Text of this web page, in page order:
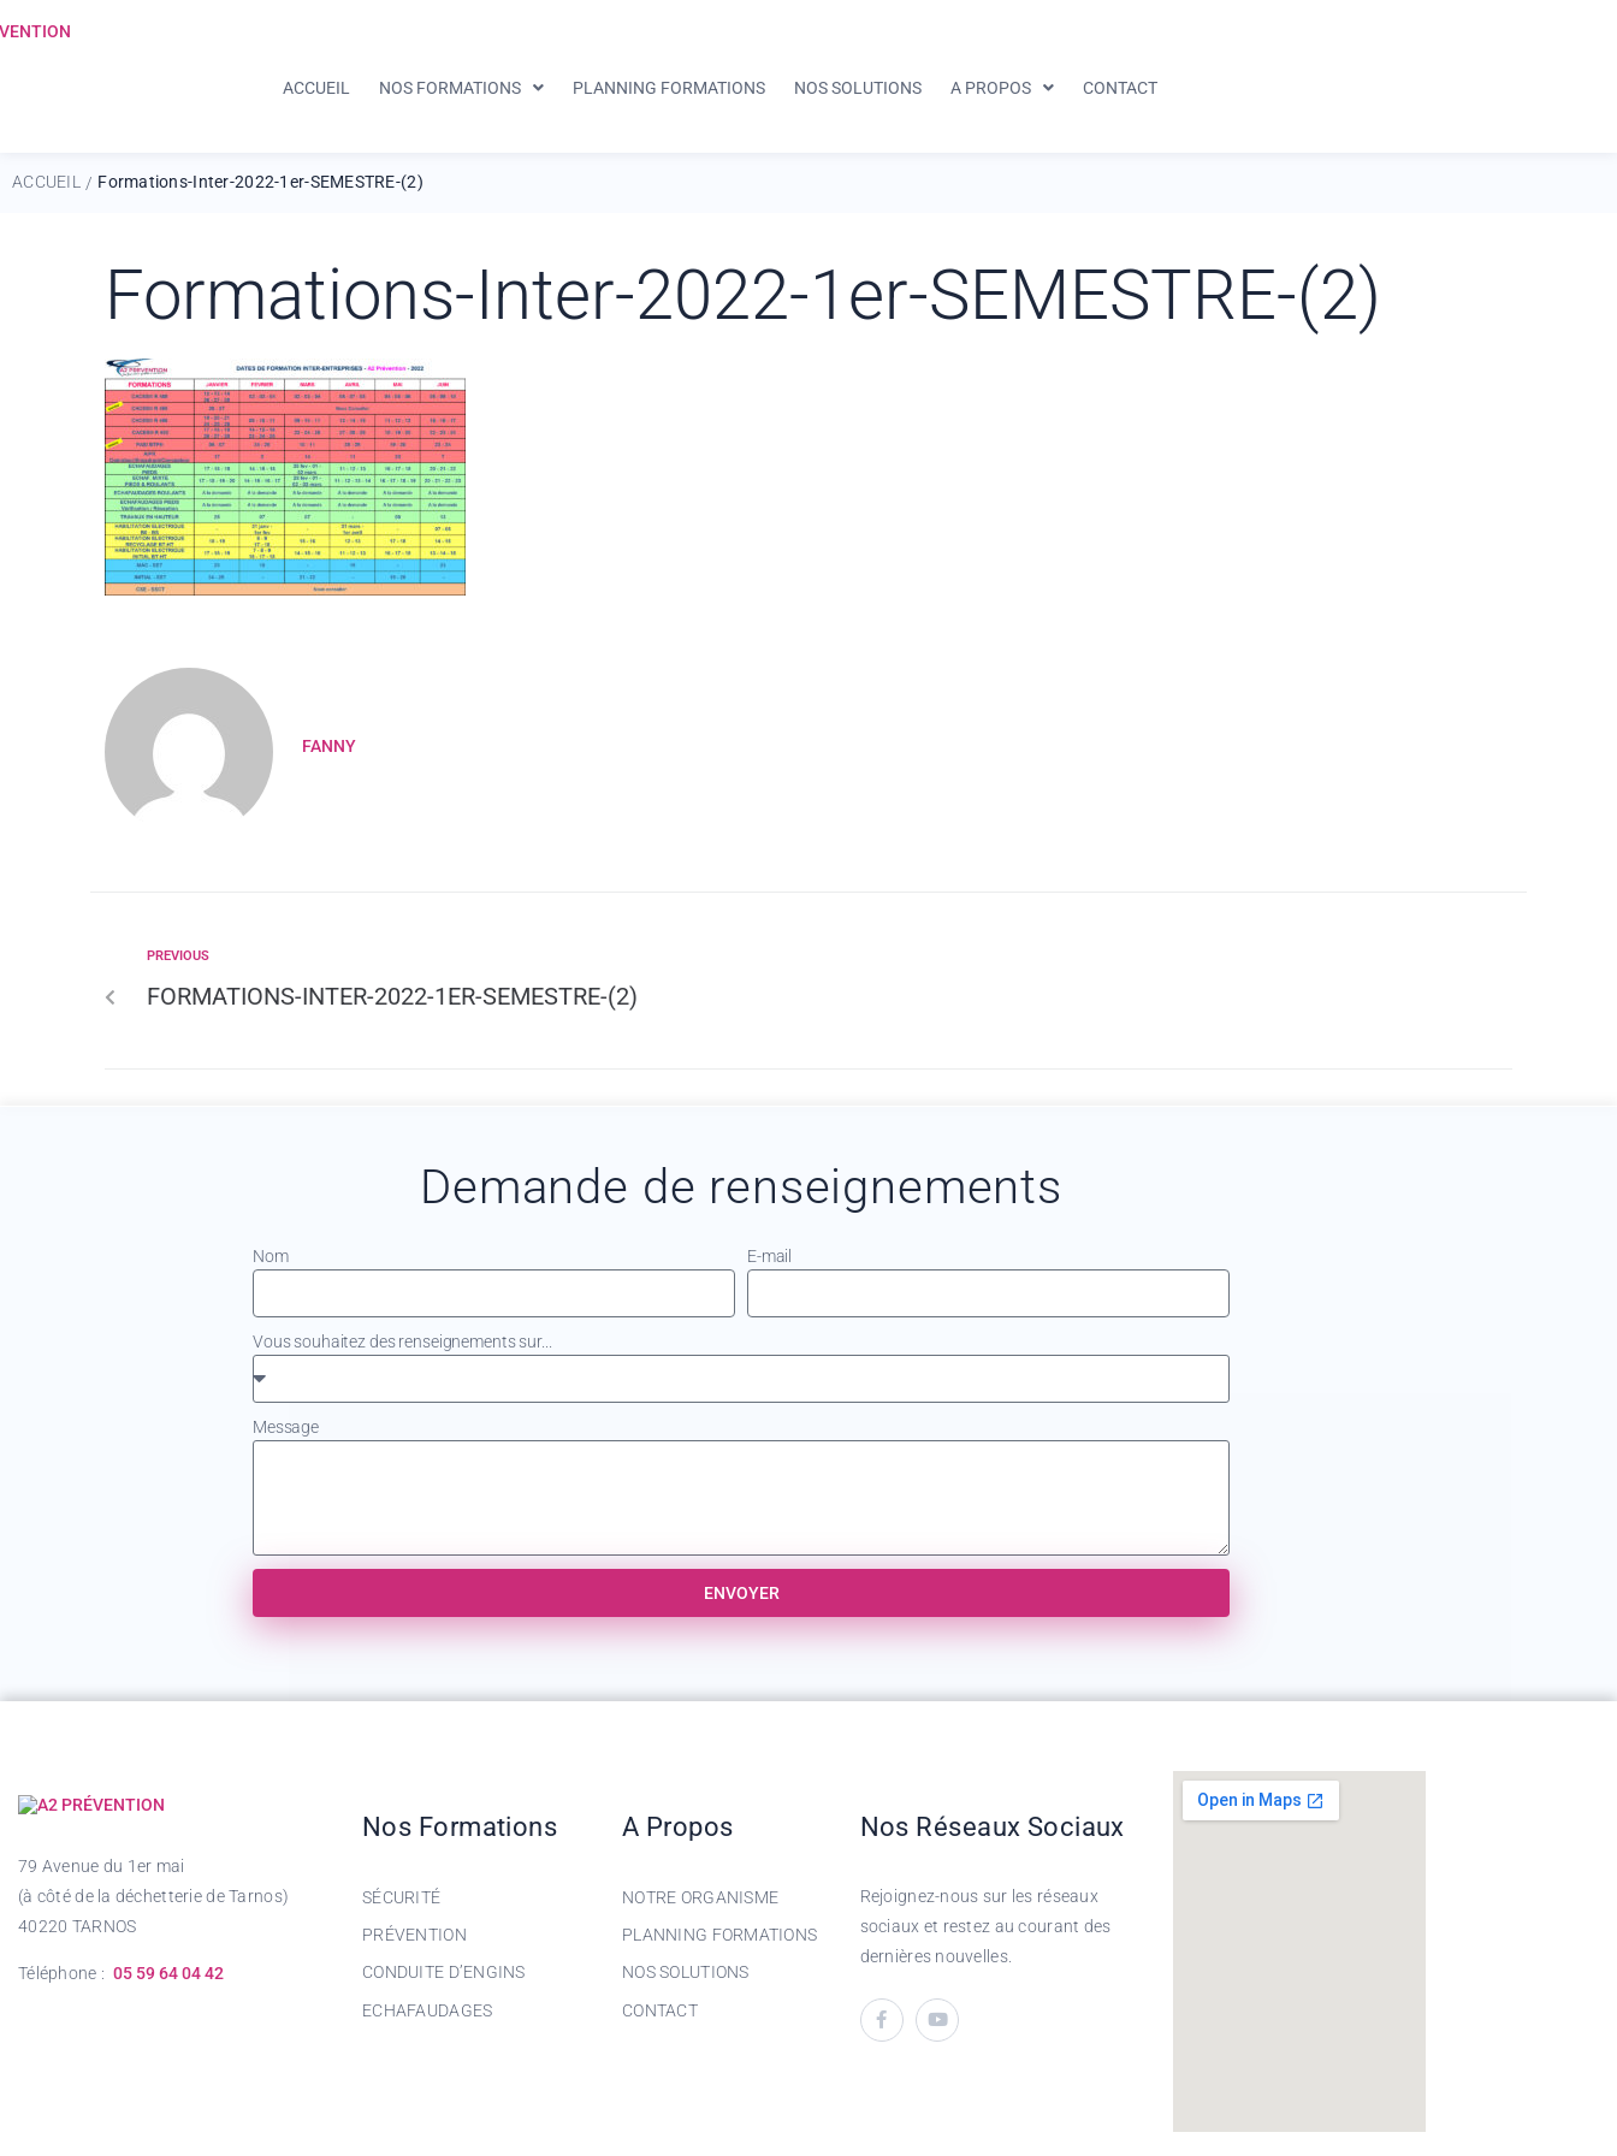
ACCUEIL NOS FORMATIONS PLANNING FORMATIONS NOS SOLUTIONS A PROPOS CONTACT
ACCUEIL / Formations-Inter-2022-1er-SEMESTRE-(2)
Formations-Inter-2022-1er-SEMESTRE-(2)
FANNY
PREVIOUS
FORMATIONS-INTER-2022-1ER-SEMESTRE-(2)
Demande de renseignements
Nom E-mail
Vous souhaitez des renseignements sur...
Message
ENVOYER
79 Avenue du 1er mai
(à côté de la déchetterie de Tarnos)
40220 TARNOS
Téléphone : 05 59 64 04 42
Nos Formations
SÉCURITÉ
PRÉVENTION
CONDUITE D’ENGINS
ECHAFAUDAGES
A Propos
NOTRE ORGANISME
PLANNING FORMATIONS
NOS SOLUTIONS
CONTACT
Nos Réseaux Sociaux
Rejoignez-nous sur les réseaux
sociaux et restez au courant des
dernières nouvelles.